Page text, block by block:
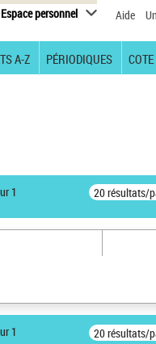
Espace personnel Aide
A-Z PÉRIODIQUES COTE
1 20 résultats/
1 20 résultats/